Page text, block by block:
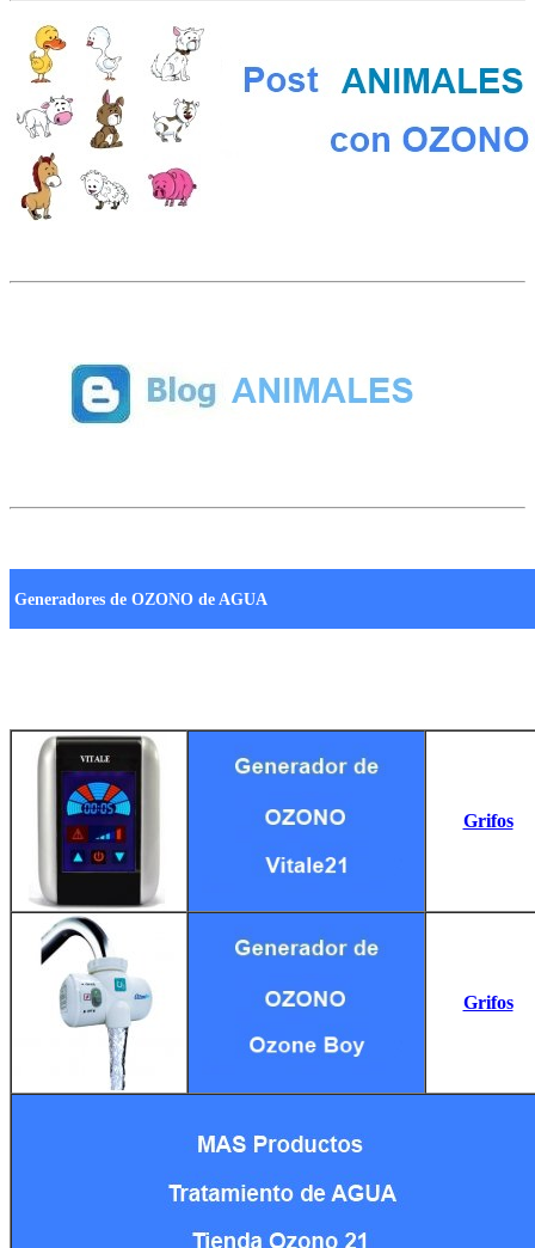
Generadores de OZONO de AGUA
Grifos
Grifos